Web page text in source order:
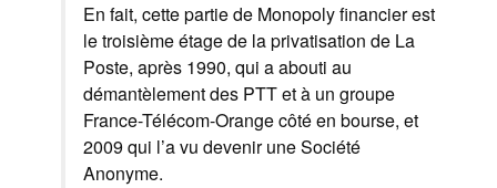
En fait, cette partie de Monopoly financier est
le troisième étage de la privatisation de La
Poste, après 1990, qui a abouti au
démantèlement des PTT et à un groupe
France-Télécom-Orange côté en bourse, et
2009 qui l’a vu devenir une Société
Anonyme.